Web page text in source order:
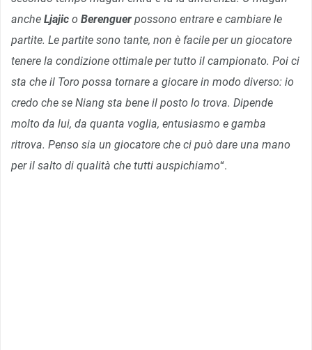
anche Ljajic o Berenguer possono entrare e cambiare le
partite. Le partite sono tante, non è facile per un giocatore
tenere la condizione ottimale per tutto il campionato. Poi ci
sta che il Toro possa tornare a giocare in modo diverso: io
credo che se Niang sta bene il posto lo trova. Dipende
molto da lui, da quanta voglia, entusiasmo e gamba
ritrova. Penso sia un giocatore che ci può dare una mano
per il salto di qualità che tutti auspichiamo“.